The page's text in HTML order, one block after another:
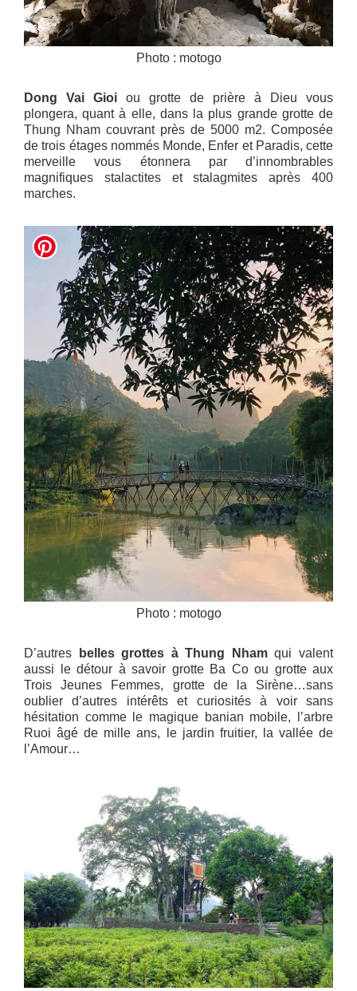
Photo : motogo
Dong Vai Gioi ou grotte de prière à Dieu vous
plongera, quant à elle, dans la plus grande grotte de
Thung Nham couvrant près de 5000 m2. Composée
de trois étages nommés Monde, Enfer et Paradis, cette
merveille vous étonnera par d’innombrables
magnifiques stalactites et stalagmites après 400
marches.
Photo : motogo
D’autres belles grottes à Thung Nhamqui valent
aussi le détour à savoir grotte Ba Co ou grotte aux
Trois Jeunes Femmes, grotte de la Sirène…sans
oublier d’autres intérêts et curiosités à voir sans
hésitation comme le magique banian mobile, l’arbre
Ruoi âgé de mille ans, le jardin fruitier, la vallée de
l’Amour…